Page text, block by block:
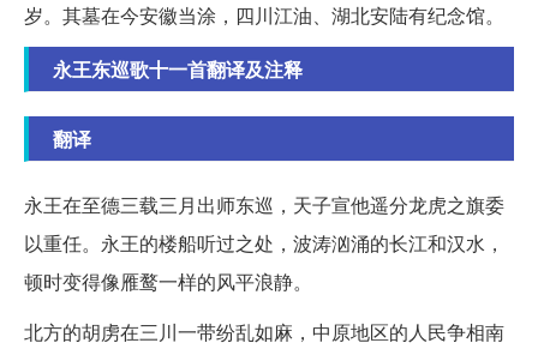
岁。其墓在今安徽当涂，四川江油、湖北安陆有纪念馆。
永王东巡歌十一首翻译及注释
翻译
永王在至德三载三月出师东巡，天子宣他遥分龙虎之旗委
以重任。永王的楼船听过之处，波涛汹涌的长江和汉水，
顿时变得像雁鹜一样的风平浪静。
北方的胡虏在三川一带纷乱如麻，中原地区的人民争相南